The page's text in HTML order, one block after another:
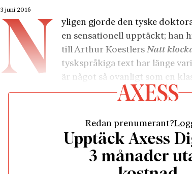
3 juni 2016
N
yligen gjorde den tyske
en sensationell upptäckt; han
till Arthur KoestlersNatt
tyskspråkiga text har länge
är något så ovanligt som en
kunnat läsas i översättning.
om den gamle bolsjeviken Rubashov, som
stalinistiska Moskvaprocesser. Efter långa
full bekännelse och döms till döden, trots att
honom är falska. Det finns flera orsaker till
Redan prenumerant?
Upptäck Axess
3 månader